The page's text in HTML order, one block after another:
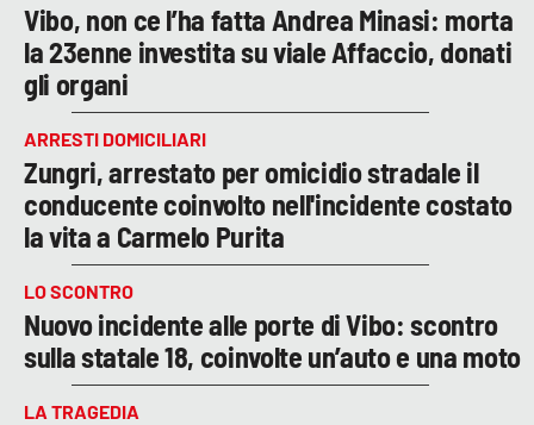
Vibo, non ce l’ha fatta Andrea Minasi: morta
la 23enne investita su viale Affaccio, donati
gli organi
ARRESTI DOMICILIARI
Zungri, arrestato per omicidio stradale il
conducente coinvolto nell'incidente costato
la vita a Carmelo Purita
LO SCONTRO
Nuovo incidente alle porte di Vibo: scontro
sulla statale 18, coinvolte un’auto e una moto
LA TRAGEDIA